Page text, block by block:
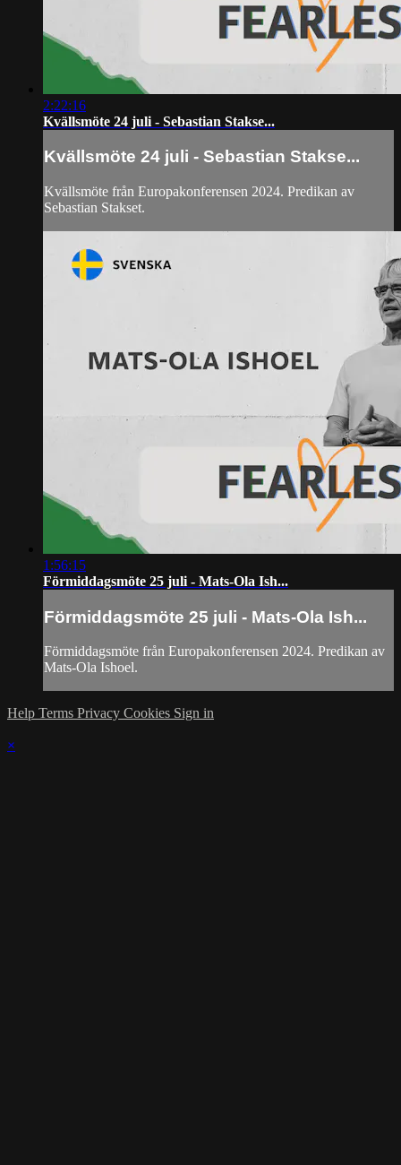
2:22:16
Kvällsmöte 24 juli - Sebastian Stakse...
Kvällsmöte 24 juli - Sebastian Stakse...
Kvällsmöte från Europakonferensen 2024. Predikan av
Sebastian Stakset.
1:56:15
Förmiddagsmöte 25 juli - Mats-Ola Ish...
Förmiddagsmöte 25 juli - Mats-Ola Ish...
Förmiddagsmöte från Europakonferensen 2024. Predikan av
Mats-Ola Ishoel.
Help Terms Privacy Cookies Sign in
×